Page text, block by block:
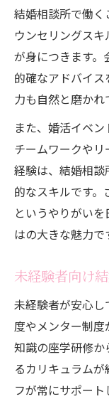
結婚相談所で働
ウンセリングス
が身につきます。
的確なアドバイ
力も自然と磨かれ
また、婚活イベン
チームワークや
経験は、結婚相
的なスキルです。
というやりがい
はの大きな魅力で
未経験者向け
未経験者が安心
度やメンター制
知識の座学研修
るカリキュラム
フが常にサポー